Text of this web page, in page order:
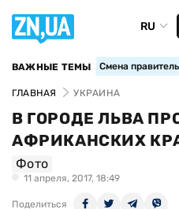
RU
ВАЖНЫЕ ТЕМЫ Смена
ГЛАВНАЯ УКРАИНА
В ГОРОДЕ ЛЬВА
АФРИКАНСКИХ
Фото
11 апреля, 2017, 18:49
Поделиться